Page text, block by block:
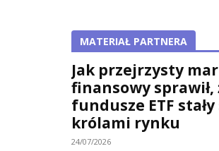
MATERIAŁ PARTNERA
Jak przejrzysty
finansowy sprawił,
fundusze ETF stały
królami rynku
24/07/2026